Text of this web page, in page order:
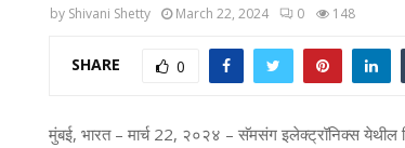
by Shivani Shetty March 22, 2024 0 148
SHARE 0
मुंबई, भारत – मार्च 22, २०२४ – सॅमसंग इलेक्‍ट्रॉनिक्‍स येथील